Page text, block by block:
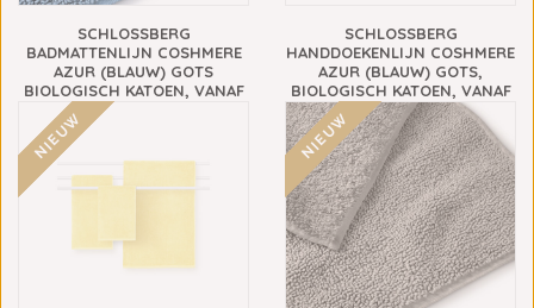
SCHLOSSBERG
BADMATTENLIJN COSHMERE
AZUR (BLAUW) GOTS
BIOLOGISCH KATOEN, VANAF
€69,90
SCHLOSSBERG
HANDDOEKENLIJN COSHMERE
AZUR (BLAUW) GOTS,
BIOLOGISCH KATOEN, VANAF
€13,90
NIEUW NIEUW